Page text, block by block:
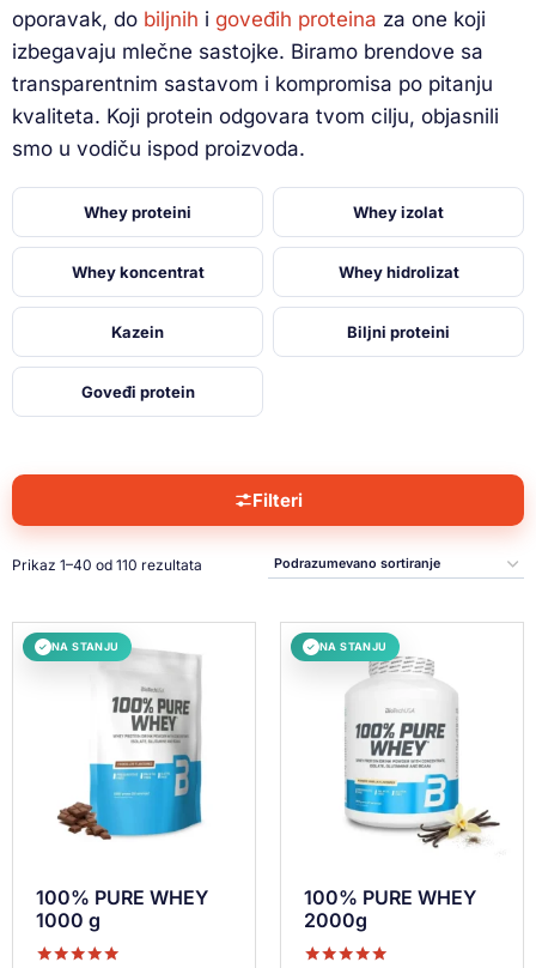
oporavak, do biljnih i goveđih proteina za one koji
izbegavaju mlečne sastojke. Biramo brendove sa
transparentnim sastavom i kompromisa po pitanju
kvaliteta. Koji protein odgovara tvom cilju, objasnili
smo u vodiču ispod proizvoda.
Whey proteini Whey izolat
Whey koncentrat Whey hidrolizat
Kazein Biljni proteini
Goveđi protein
Filteri
Prikaz 1–40 od 110 rezultata
✓ NA STANJU
100% PURE WHEY
1000 g
✓ NA STANJU
100% PURE WHEY
2000g